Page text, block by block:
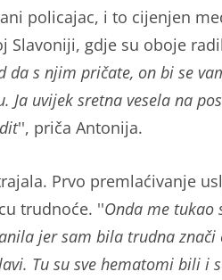
policajac, i to cijenjen
Slavoniji, gdje su oboje
da s njim pričate, on bi se
Ja uvijek sretna vesela na
'', priča Antonija.
Prvo premlaćivanje
trudnoće. ''Onda me tukao
jer sam bila trudna
Tu su sve hematomi bili i